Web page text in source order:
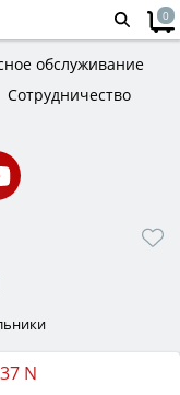
0
обслуживание
Сотрудничество